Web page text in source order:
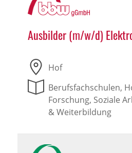
Ausbilder (m/w/d)
Hof
Berufsfachschulen,
Forschung, Soziale
& Weiterbildung